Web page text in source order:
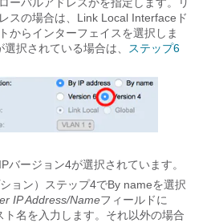
スの場合は、Link Local Interfaceド
からインターフェイスを選択しま
択されている場合は、
ステップ6
バージョン4が選択されています。
ション）ステップ4でBy nameを選択
IP Address/Nameフィールドに
名を入力します。それ以外の場合